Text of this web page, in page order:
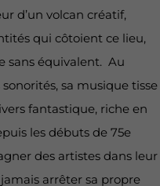
d’un volcan créatif,
qui côtoient ce lieu,
sans équivalent. Au
sa musique tisse
fantastique, riche en
les débuts de 75e
des artistes dans leur
arrêter sa propre